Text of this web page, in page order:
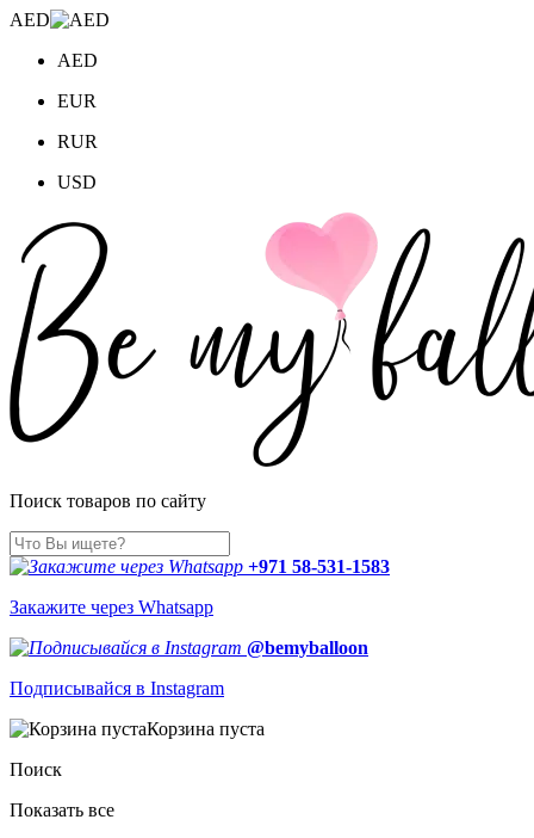
AED
AED
EUR
RUR
USD
Поиск товаров по сайту
+971 58-531-1583
Закажите через Whatsapp
@bemyballoon
Подписывайся в Instagram
Корзина пуста
Поиск
Показать все